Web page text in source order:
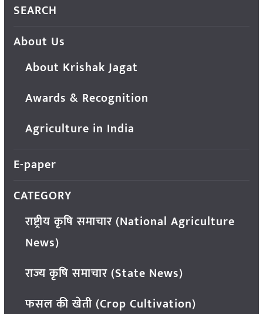
SEARCH
About Us
About Krishak Jagat
Awards & Recognition
Agriculture in India
E-paper
CATEGORY
राष्ट्रीय कृषि समाचार (National Agriculture
News)
राज्य कृषि समाचार (State News)
फसल की खेती (Crop Cultivation)